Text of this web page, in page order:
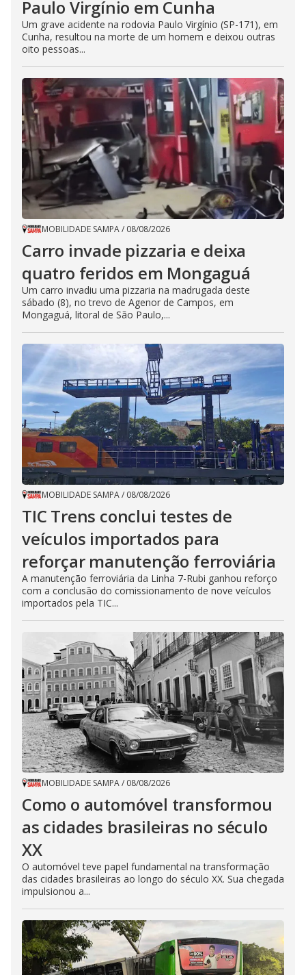
Paulo Virgínio em Cunha
Um grave acidente na rodovia Paulo Virgínio (SP-171), em
Cunha, resultou na morte de um homem e deixou outras
oito pessoas...
MOBILIDADE SAMPA/ 08/08/2026
Carro invade pizzaria e deixa
quatro feridos em Mongaguá
Um carro invadiu uma pizzaria na madrugada deste
sábado (8), no trevo de Agenor de Campos, em
Mongaguá, litoral de São Paulo,...
MOBILIDADE SAMPA/ 08/08/2026
TIC Trens conclui testes de
veículos importados para
reforçar manutenção ferroviária
A manutenção ferroviária da Linha 7-Rubi ganhou reforço
com a conclusão do comissionamento de nove veículos
importados pela TIC...
MOBILIDADE SAMPA/ 08/08/2026
Como o automóvel transformou
as cidades brasileiras no século
XX
O automóvel teve papel fundamental na transformação
das cidades brasileiras ao longo do século XX. Sua chegada
impulsionou a...